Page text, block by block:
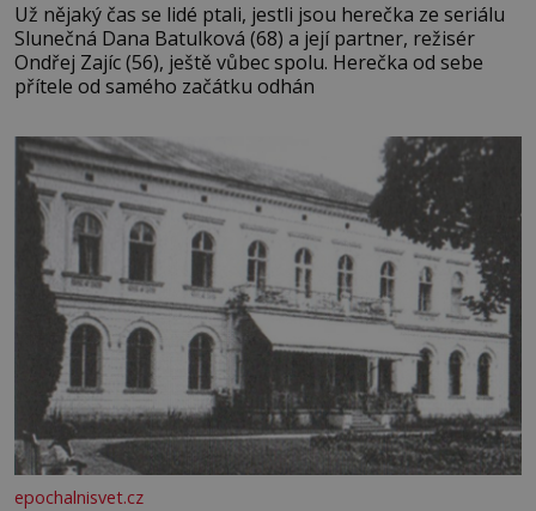
Už nějaký čas se lidé ptali, jestli jsou herečka ze seriálu
Slunečná Dana Batulková (68) a její partner, režisér
Ondřej Zajíc (56), ještě vůbec spolu. Herečka od sebe
přítele od samého začátku odhán
epochalnisvet.cz